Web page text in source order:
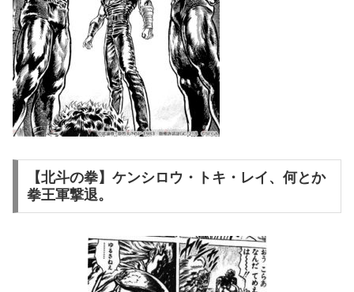
【北斗の拳】ケンシロウ・トキ・レイ、何とか
拳王軍撃退。